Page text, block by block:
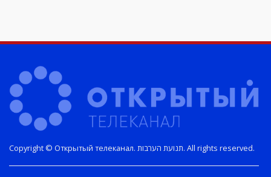
Copyright © Открытый телеканал. תנועת הערבות. All rights reserved.